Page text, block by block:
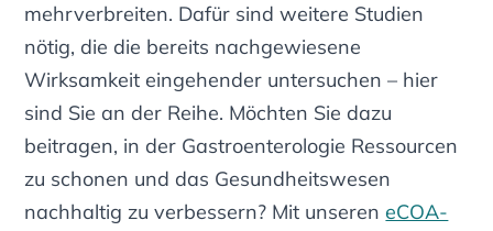
mehrverbreiten. Dafür sind weitere Studien
nötig, die die bereits nachgewiesene
Wirksamkeit eingehender untersuchen – hier
sind Sie an der Reihe. Möchten Sie dazu
beitragen, in der Gastroenterologie Ressourcen
zu schonen und das Gesundheitswesen
nachhaltig zu verbessern? Mit unsereneCOA-